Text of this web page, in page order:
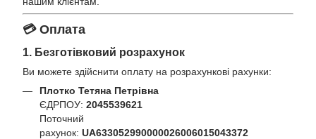
💳 Оплата
1. Безготівковий розрахунок
Ви можете здійснити оплату на розрахункові рахунки:
Плотко Тетяна Петрівна
ЄДРПОУ: 2045539621
Поточний
рахунок: UA633052990000026006015043372